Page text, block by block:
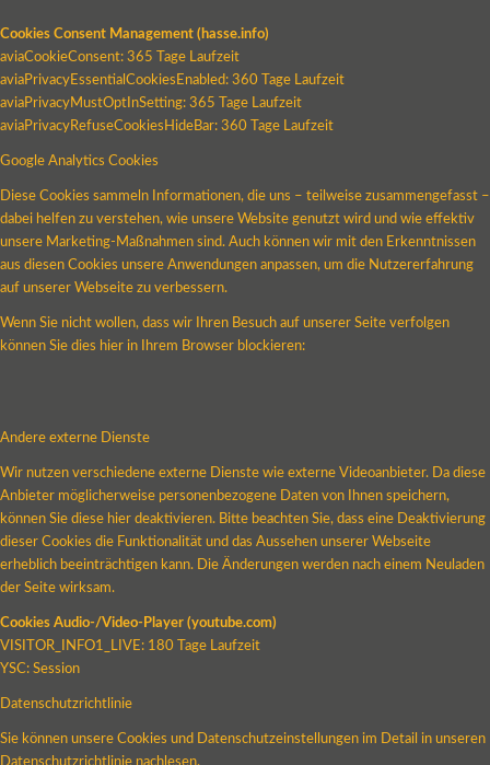
Cookies Consent Management (hasse.info)
aviaCookieConsent: 365 Tage Laufzeit
aviaPrivacyEssentialCookiesEnabled: 360 Tage Laufzeit
aviaPrivacyMustOptInSetting: 365 Tage Laufzeit
aviaPrivacyRefuseCookiesHideBar: 360 Tage Laufzeit
Google Analytics Cookies
Diese Cookies sammeln Informationen, die uns – teilweise zusammengefasst –
dabei helfen zu verstehen, wie unsere Website genutzt wird und wie effektiv
unsere Marketing-Maßnahmen sind. Auch können wir mit den Erkenntnissen
aus diesen Cookies unsere Anwendungen anpassen, um die Nutzererfahrung
auf unserer Webseite zu verbessern.
Wenn Sie nicht wollen, dass wir Ihren Besuch auf unserer Seite verfolgen
können Sie dies hier in Ihrem Browser blockieren:
Andere externe Dienste
Wir nutzen verschiedene externe Dienste wie externe Videoanbieter. Da diese
Anbieter möglicherweise personenbezogene Daten von Ihnen speichern,
können Sie diese hier deaktivieren. Bitte beachten Sie, dass eine Deaktivierung
dieser Cookies die Funktionalität und das Aussehen unserer Webseite
erheblich beeinträchtigen kann. Die Änderungen werden nach einem Neuladen
der Seite wirksam.
Cookies Audio-/Video-Player (youtube.com)
VISITOR_INFO1_LIVE: 180 Tage Laufzeit
YSC: Session
Datenschutzrichtlinie
Sie können unsere Cookies und Datenschutzeinstellungen im Detail in unseren